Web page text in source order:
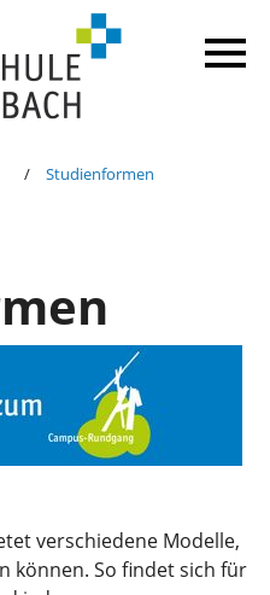
Studienformen
verschiedene Modelle,
können. So findet sich für